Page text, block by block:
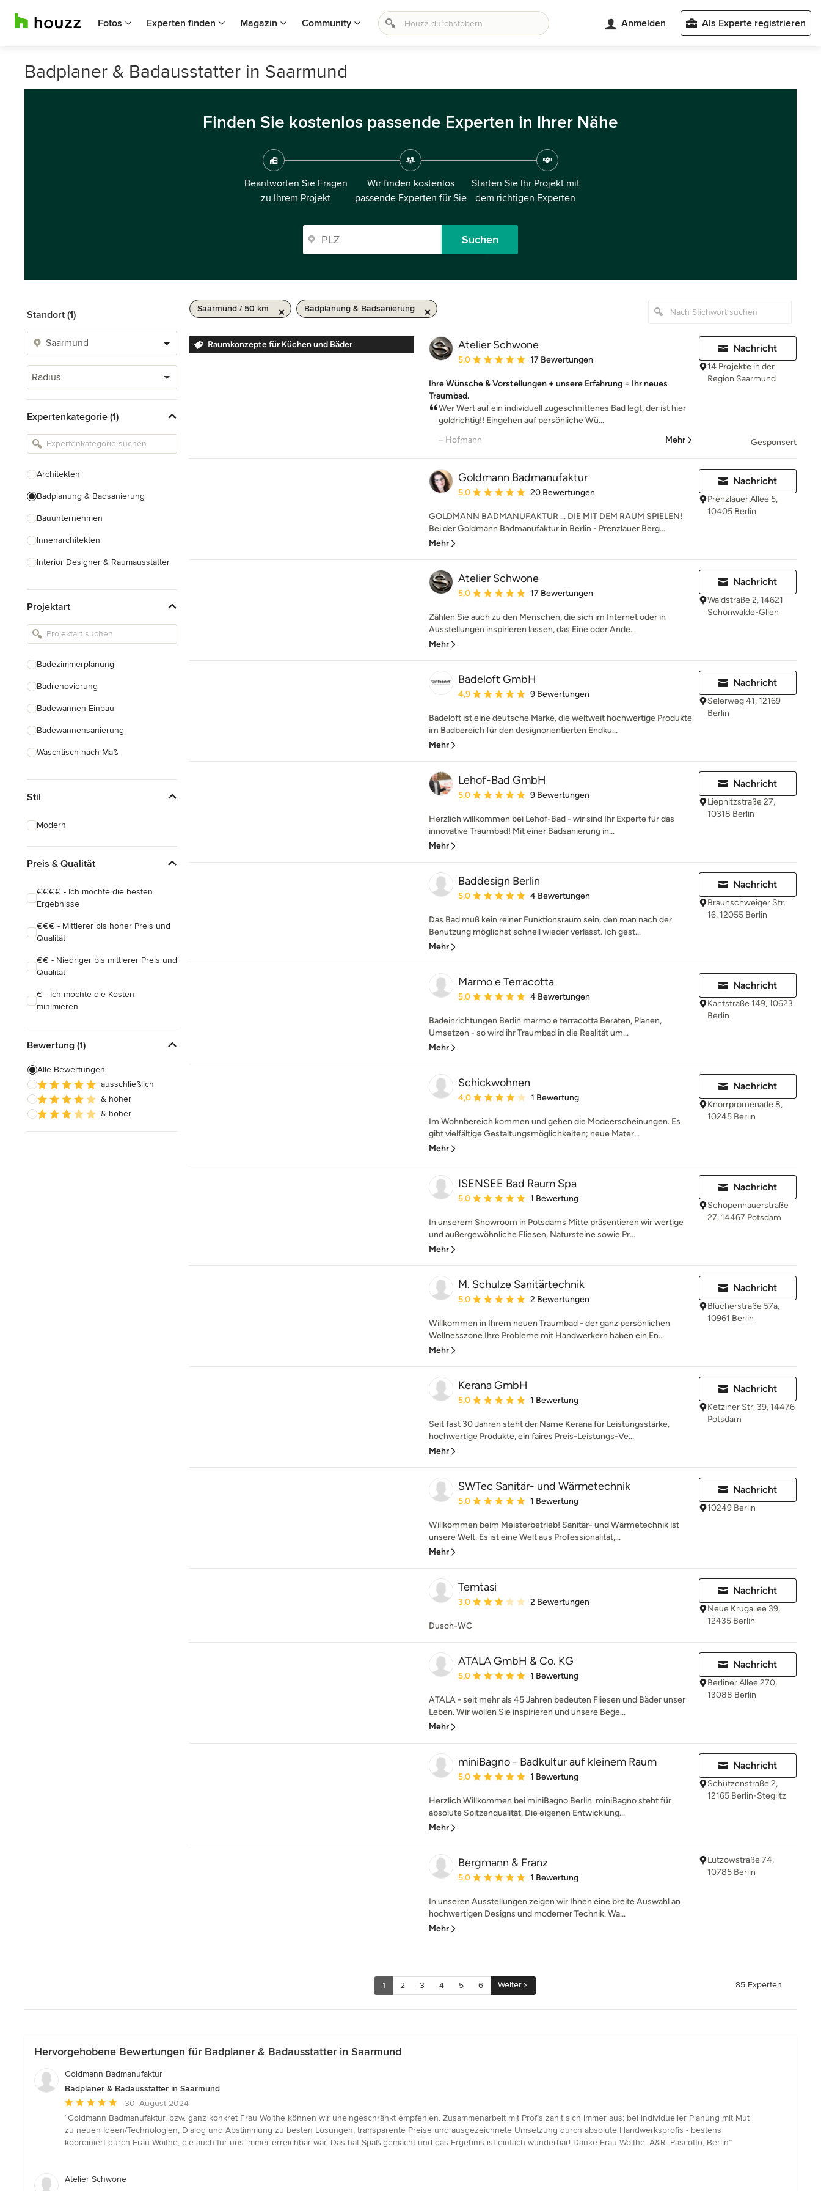
Fotos Experten finden Magazin Community Anmelden Als Experte registrieren
Badplaner & Badausstatter in Saarmund
Finden Sie kostenlos passende Experten in Ihrer Nähe
Beantworten Sie Fragen
zu Ihrem Projekt
Wir finden kostenlos
passende Experten für Sie
Starten Sie Ihr Projekt mit
dem richtigen Experten
Suchen
Standort (1)
Radius
Expertenkategorie (1)
Architekten
Badplanung & Badsanierung
Bauunternehmen
Innenarchitekten
Interior Designer & Raumausstatter
Landschaftsarchitekten
Armaturen & Sanitärbedarf
Einbauschränke
Projektart
Badezimmerplanung
Badrenovierung
Badewannen-Einbau
Badewannensanierung
Waschtisch nach Maß
Gäste-WC Renovierung
Alle anzeigen
Stil
Modern
Preis & Qualität
€€€€ - Ich möchte die besten
Ergebnisse
€€€ - Mittlerer bis hoher Preis und
Qualität
€€ - Niedriger bis mittlerer Preis und
Qualität
€ - Ich möchte die Kosten
minimieren
Bewertung (1)
Alle Bewertungen
ausschließlich
& höher
& höher
Saarmund / 50 km Badplanung & Badsanierung
Raumkonzepte für Küchen und Bäder Atelier Schwone
Durchschnittliche Bewertung: 5 von 5 Sternen
5,0 17 Bewertungen
Ihre Wünsche & Vorstellungen + unsere Erfahrung = Ihr neues
Traumbad.
Wer Wert auf ein individuell zugeschnittenes Bad legt, der ist hier
goldrichtig!! Eingehen auf persönliche Wü...
– Hofmann
Mehr
Nachricht
14 Projekte in der
Region Saarmund
Gesponsert
Goldmann Badmanufaktur
Durchschnittliche Bewertung: 5 von 5 Sternen
5,0 20 Bewertungen
GOLDMANN BADMANUFAKTUR ... DIE MIT DEM RAUM SPIELEN!
Bei der Goldmann Badmanufaktur in Berlin - Prenzlauer Berg...
Mehr
Nachricht
Prenzlauer Allee 5,
10405 Berlin
Atelier Schwone
Durchschnittliche Bewertung: 5 von 5 Sternen
5,0 17 Bewertungen
Zählen Sie auch zu den Menschen, die sich im Internet oder in
Ausstellungen inspirieren lassen, das Eine oder Ande...
Mehr
Nachricht
Waldstraße 2, 14621
Schönwalde-Glien
Badeloft GmbH
Durchschnittliche Bewertung: 4.9 von 5 Sternen
4,9 9 Bewertungen
Badeloft ist eine deutsche Marke, die weltweit hochwertige Produkte
im Badbereich für den designorientierten Endku...
Mehr
Nachricht
Selerweg 41, 12169
Berlin
Lehof-Bad GmbH
Durchschnittliche Bewertung: 5 von 5 Sternen
5,0 9 Bewertungen
Herzlich willkommen bei Lehof-Bad - wir sind Ihr Experte für das
innovative Traumbad! Mit einer Badsanierung in...
Mehr
Nachricht
Liepnitzstraße 27,
10318 Berlin
Baddesign Berlin
Durchschnittliche Bewertung: 5 von 5 Sternen
5,0 4 Bewertungen
Das Bad muß kein reiner Funktionsraum sein, den man nach der
Benutzung möglichst schnell wieder verlässt. Ich gest...
Mehr
Nachricht
Braunschweiger Str.
16, 12055 Berlin
Marmo e Terracotta
Durchschnittliche Bewertung: 5 von 5 Sternen
5,0 4 Bewertungen
Badeinrichtungen Berlin marmo e terracotta Beraten, Planen,
Umsetzen - so wird ihr Traumbad in die Realität um...
Mehr
Nachricht
Kantstraße 149, 10623
Berlin
Schickwohnen
Durchschnittliche Bewertung: 4 von 5 Sternen
4,0 1 Bewertung
Im Wohnbereich kommen und gehen die Modeerscheinungen. Es
gibt vielfältige Gestaltungsmöglichkeiten; neue Mater...
Mehr
Nachricht
Knorrpromenade 8,
10245 Berlin
ISENSEE Bad Raum Spa
Durchschnittliche Bewertung: 5 von 5 Sternen
5,0 1 Bewertung
In unserem Showroom in Potsdams Mitte präsentieren wir wertige
und außergewöhnliche Fliesen, Natursteine sowie Pr...
Mehr
Nachricht
Schopenhauerstraße
27, 14467 Potsdam
M. Schulze Sanitärtechnik
Durchschnittliche Bewertung: 5 von 5 Sternen
5,0 2 Bewertungen
Willkommen in Ihrem neuen Traumbad - der ganz persönlichen
Wellnesszone Ihre Probleme mit Handwerkern haben ein En...
Mehr
Nachricht
Blücherstraße 57a,
10961 Berlin
Kerana GmbH
Durchschnittliche Bewertung: 5 von 5 Sternen
5,0 1 Bewertung
Seit fast 30 Jahren steht der Name Kerana für Leistungsstärke,
hochwertige Produkte, ein faires Preis-Leistungs-Ve...
Mehr
Nachricht
Ketziner Str. 39, 14476
Potsdam
SWTec Sanitär- und Wärmetechnik
Durchschnittliche Bewertung: 5 von 5 Sternen
5,0 1 Bewertung
Willkommen beim Meisterbetrieb! Sanitär- und Wärmetechnik ist
unsere Welt. Es ist eine Welt aus Professionalität,...
Mehr
Nachricht
10249 Berlin
Temtasi
Durchschnittliche Bewertung: 3 von 5 Sternen
3,0 2 Bewertungen
Dusch-WC
Nachricht
Neue Krugallee 39,
12435 Berlin
ATALA GmbH & Co. KG
Durchschnittliche Bewertung: 5 von 5 Sternen
5,0 1 Bewertung
ATALA - seit mehr als 45 Jahren bedeuten Fliesen und Bäder unser
Leben. Wir wollen Sie inspirieren und unsere Bege...
Mehr
Nachricht
Berliner Allee 270,
13088 Berlin
miniBagno - Badkultur auf kleinem Raum
Durchschnittliche Bewertung: 5 von 5 Sternen
5,0 1 Bewertung
Herzlich Willkommen bei miniBagno Berlin. miniBagno steht für
absolute Spitzenqualität. Die eigenen Entwicklung...
Mehr
Nachricht
Schützenstraße 2,
12165 Berlin-Steglitz
Bergmann & Franz
Durchschnittliche Bewertung: 5 von 5 Sternen
5,0 1 Bewertung
In unseren Ausstellungen zeigen wir Ihnen eine breite Auswahl an
hochwertigen Designs und moderner Technik. Wa...
Mehr
Lützowstraße 74,
10785 Berlin
1 2 3 4 5 6 Weiter 85 Experten
Hervorgehobene Bewertungen für Badplaner & Badausstatter in Saarmund
Goldmann Badmanufaktur
Badplaner & Badausstatter in Saarmund
Durchschnittliche
Bewertung:
5
von
30. August 2024
“Goldmann Badmanufaktur, bzw. ganz konkret Frau Woithe können wir uneingeschränkt empfehlen. Zusammenarbeit mit Profis zahlt sich immer aus: bei individueller Planung mit Mut
zu neuen Ideen/Technologien, Dialog und Abstimmung zu besten Lösungen, transparente Preise und ausgezeichnete Umsetzung durch absolute Handwerksprofis - bestens
koordiniert durch Frau Woithe, die auch für uns immer erreichbar war. Das hat Spaß gemacht und das Ergebnis ist einfach wunderbar! Danke Frau Woithe. A&R. Pascotto, Berlin”
Atelier Schwone